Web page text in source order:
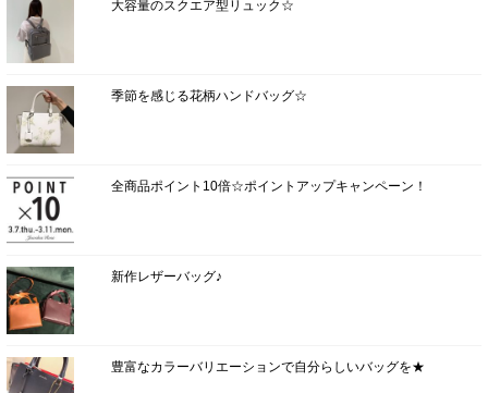
大容量のスクエア型リュック☆
季節を感じる花柄ハンドバッグ☆
全商品ポイント10倍☆ポイントアップキャンペーン！
新作レザーバッグ♪
豊富なカラーバリエーションで自分らしいバッグを★